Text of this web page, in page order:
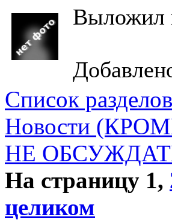
Выложил
Список
Новости
НЕ
На страницу 1,
целиком